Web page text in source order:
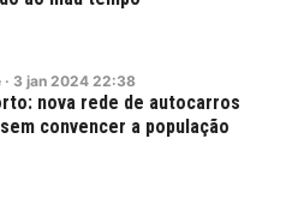
· 3 jan 2024 22:38
nova rede de autocarros
convencer a população